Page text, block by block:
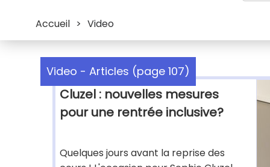
Accueil > Video
Video - Articles (page 107)
Cluzel : nouvelles mesures
pour une rentrée inclusive?
Quelques jours avant la reprise des